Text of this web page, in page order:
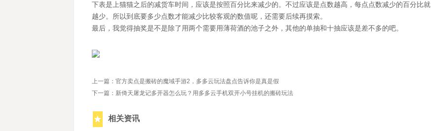
下表是上猫猫之后的减货车时间，应该是按照百分比来减少的。不过应该是点数越高，每点点数减少的百分比就
越少。所以到底要多少点数才能减少比较客观的数值呢，还需要后续再摸索。
最后，我觉得抽奖是不是除了用两个需要用薄荷酒的池子之外，其他的单抽和十抽应该是差不多的吧。
上一篇：官方卖点是搬砖的魔域手游2，多多云玩法盘点告诉你是真是假
下一篇：新倚天屠龙记多开器怎么玩？用多多云手机双开小号挂机的搬砖玩法
相关资讯